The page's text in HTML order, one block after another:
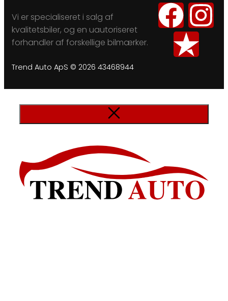
Vi er specialiseret i salg af
kvalitetsbiler, og en uautoriseret
forhandler af forskellige bilmærker.
Trend Auto ApS © 2026 43468944